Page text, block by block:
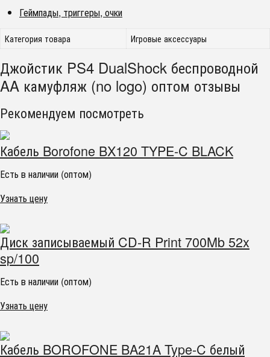
Геймпады, триггеры, очки
Категория товара Игровые аксессуары
Джойстик PS4 DualShock беспроводной
AA камуфляж (no logo) оптом отзывы
Рекомендуем посмотреть
Кабель Borofone BX120 TYPE-C BLACK
Есть в наличии (оптом)
Узнать цену
Диск записываемый CD-R Print 700Mb 52x
sp/100
Есть в наличии (оптом)
Узнать цену
Кабель BOROFONE BA21A Type-C белый